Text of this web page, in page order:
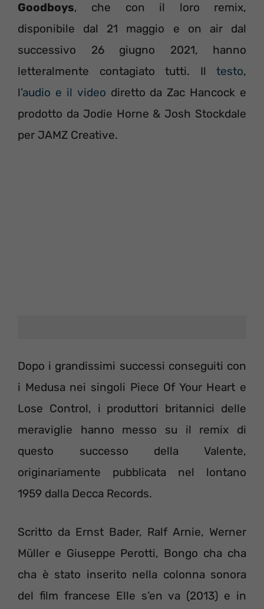
Goodboys, che con il loro remix,
disponibile dal 21 maggio e on air dal
successivo 26 giugno 2021, hanno
letteralmente contagiato tutti. Il testo,
l’audio e il video diretto da Zac Hancock e
prodotto da Jodie Horne & Josh Stockdale
per JAMZ Creative.
Dopo i grandissimi successi conseguiti con
i Medusa nei singoli Piece Of Your Heart e
Lose Control, i produttori britannici delle
meraviglie hanno messo su il remix di
questo successo della Valente,
originariamente pubblicata nel lontano
1959 dalla Decca Records.
Scritto da Ernst Bader, Ralf Arnie, Werner
Müller e Giuseppe Perotti, Bongo cha cha
cha è stato inserito nella colonna sonora
del film francese Elle s’en va (2013) e in